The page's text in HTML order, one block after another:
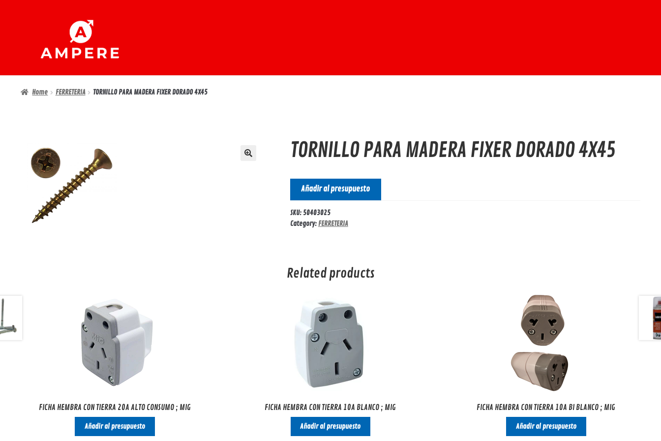
la
contenido
Home FERRETERIA TORNILLO PARA MADERA FIXER DORADO 4X45
TORNILLO PARA MADERA FIXER DORADO 4X45
Añadir al presupuesto
SKU: 50403025
Category:FERRETERIA
Related products
FICHA HEMBRA CON TIERRA 20A ALTO CONSUMO ; MIG
Añadir al presupuesto
FICHA HEMBRA CON TIERRA 10A BLANCO ; MIG
Añadir al presupuesto
FICHA HEMBRA CON TIERRA 10A BI BLANCO ; MIG
Añadir al presupuesto